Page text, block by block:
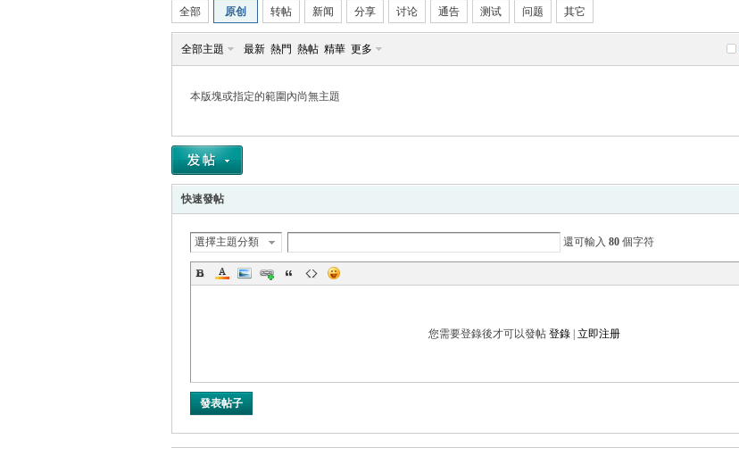
全部 原创 转帖 新闻 分享 讨论 通告 测试 问题 其它
全部主題 最新 熱門 熱帖 精華 更多
本版塊或指定的範圍內尚無主題
快速發帖
選擇主題分類 還可輸入 80 個字符
您需要登錄後才可以發帖 登錄| 立即注册
發表帖子